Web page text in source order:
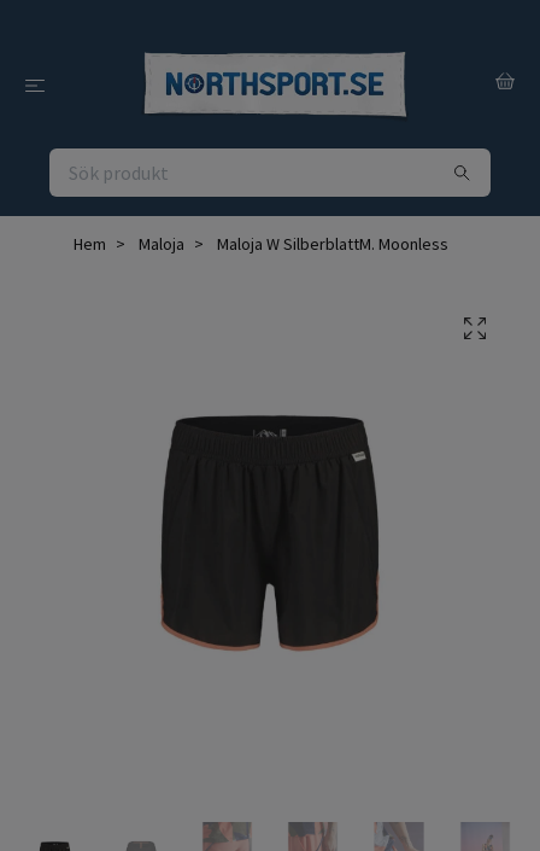
Hem Maloja Maloja W SilberblattM. Moonless